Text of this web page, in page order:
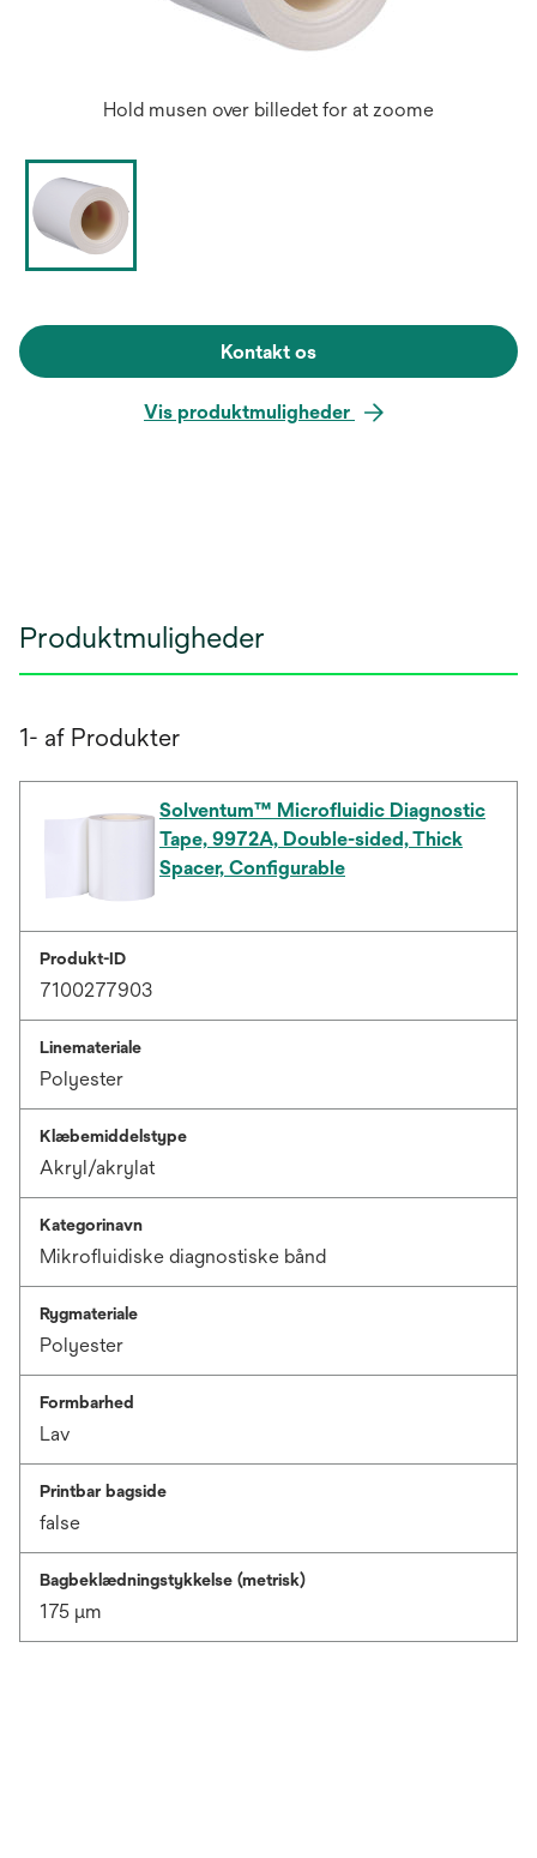
Hold musen over billedet for at zoome
Kontakt os
Vis produktmuligheder
Produktmuligheder
1- af Produkter
Solventum™ Microfluidic Diagnostic
Tape, 9972A, Double-sided, Thick
Spacer, Configurable
Produkt-ID
7100277903
Linemateriale
Polyester
Klæbemiddelstype
Akryl/akrylat
Kategorinavn
Mikrofluidiske diagnostiske bånd
Rygmateriale
Polyester
Formbarhed
Lav
Printbar bagside
false
Bagbeklædningstykkelse (metrisk)
175 μm